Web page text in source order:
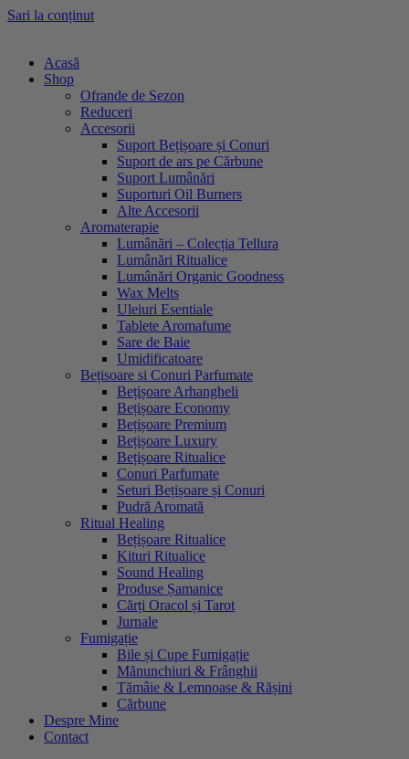
Sari la conținut
Acasă
Shop
Ofrande de Sezon
Reduceri
Accesorii
Suport Bețișoare și Conuri
Suport de ars pe Cărbune
Suport Lumânări
Suporturi Oil Burners
Alte Accesorii
Aromaterapie
Lumânări – Colecția Tellura
Lumânări Ritualice
Lumânări Organic Goodness
Wax Melts
Uleiuri Esentiale
Tablete Aromafume
Sare de Baie
Umidificatoare
Bețisoare si Conuri Parfumate
Bețișoare Arhangheli
Bețișoare Economy
Bețișoare Premium
Bețișoare Luxury
Bețișoare Ritualice
Conuri Parfumate
Seturi Bețișoare și Conuri
Pudră Aromată
Ritual Healing
Bețișoare Ritualice
Kituri Ritualice
Sound Healing
Produse Șamanice
Cărți Oracol și Tarot
Jurnale
Fumigație
Bile și Cupe Fumigație
Mănunchiuri & Frânghii
Tămâie & Lemnoase & Rășini
Cărbune
Despre Mine
Contact